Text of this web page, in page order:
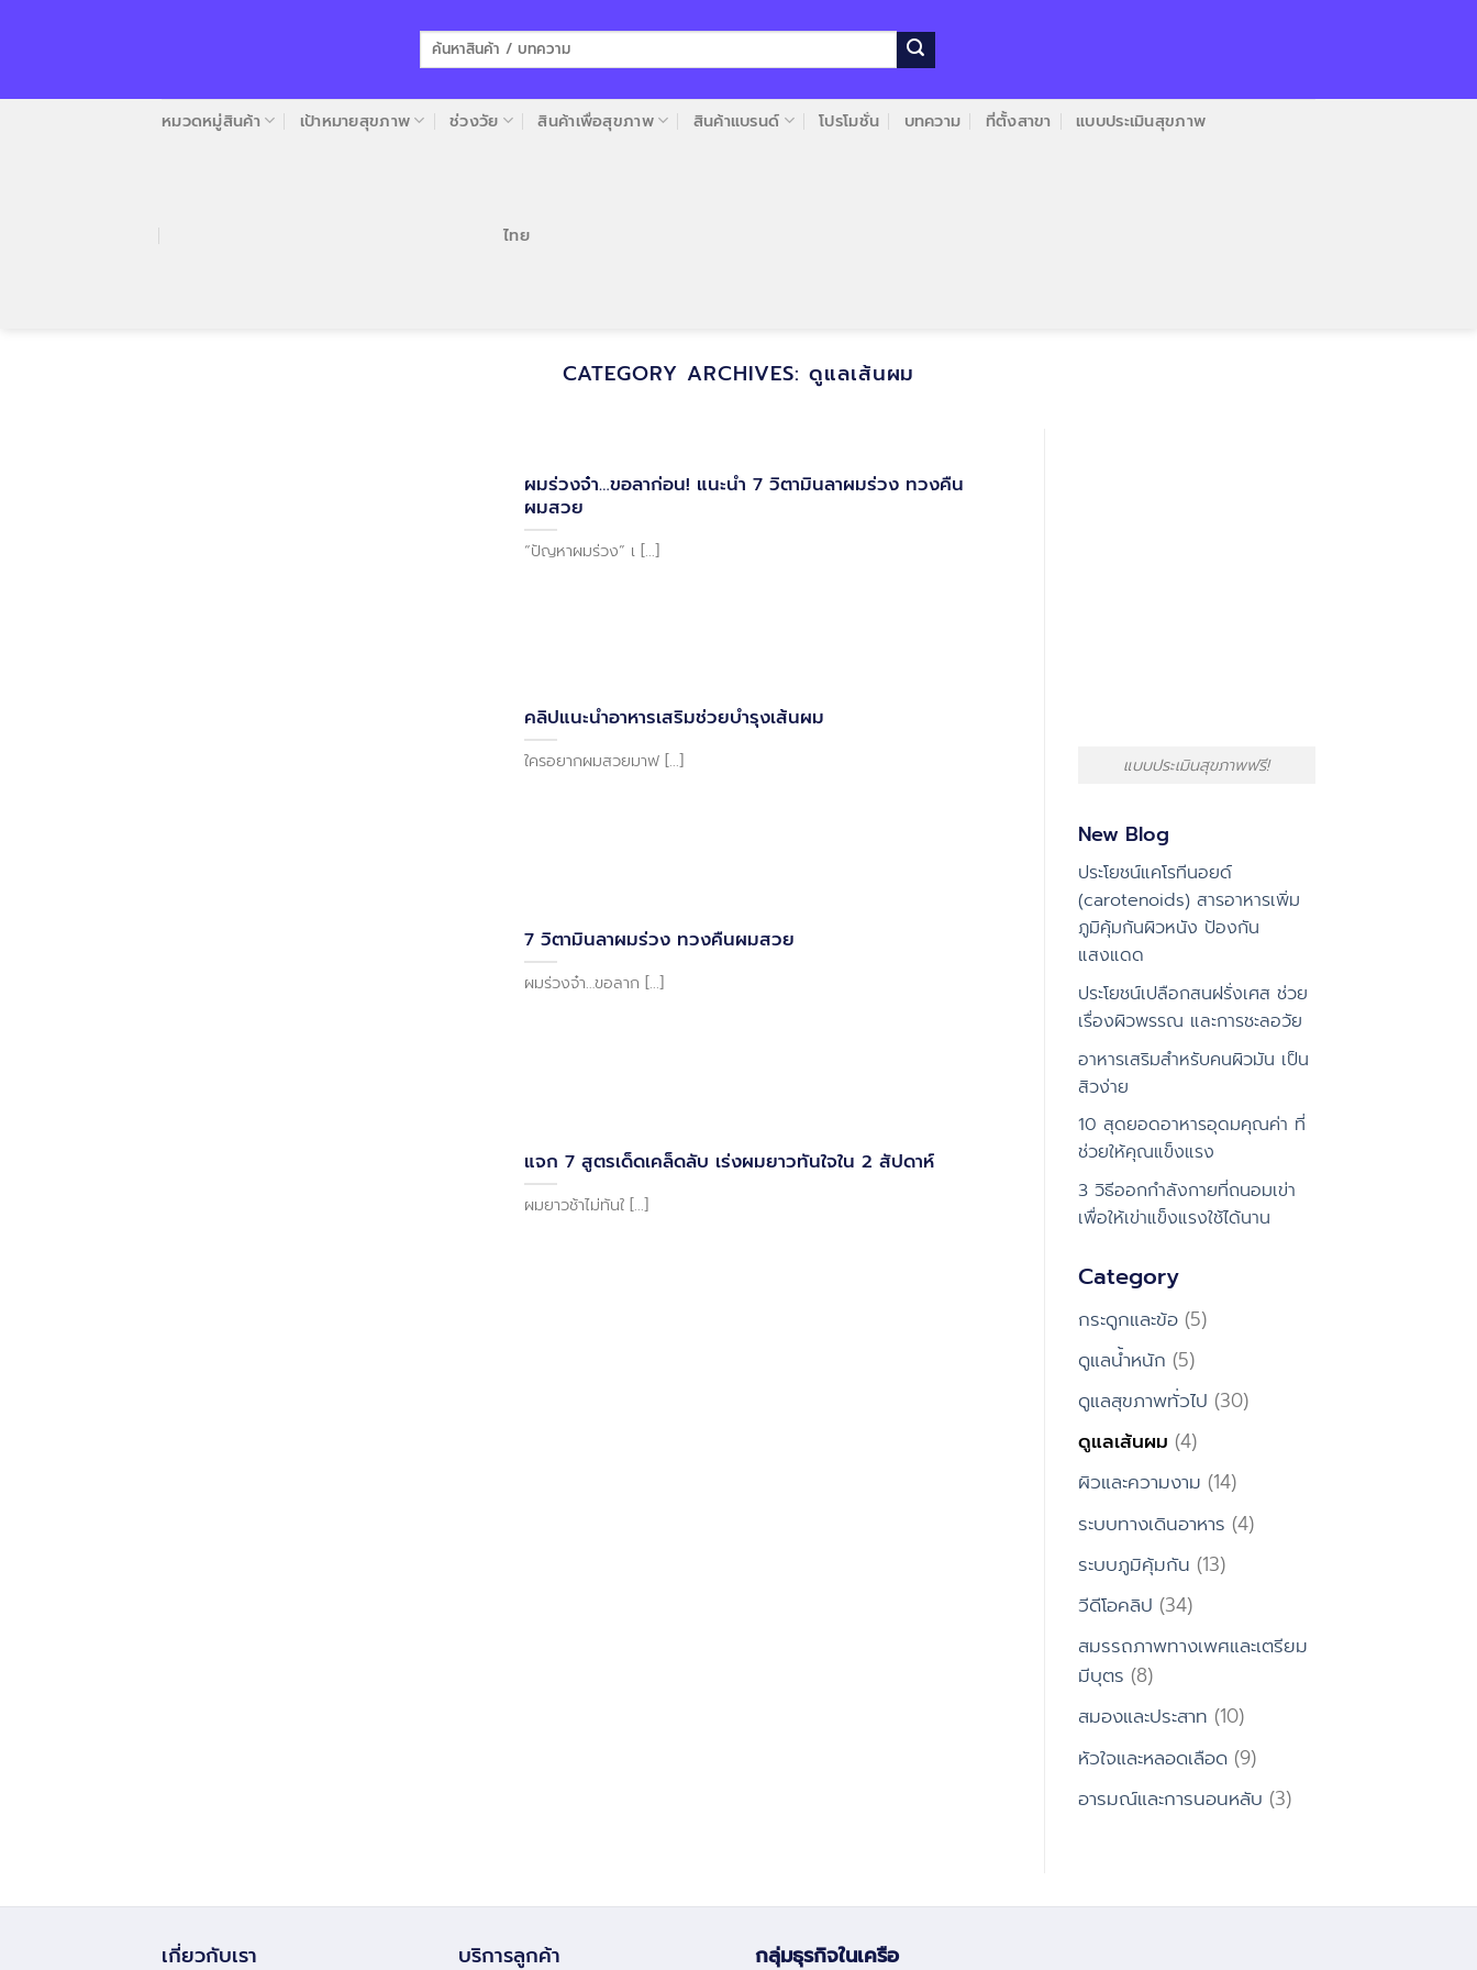
ค้นหา:
หมวดหมู่สินค้า เป้าหมายสุขภาพ ช่วงวัย สินค้าเพื่อสุขภาพ สินค้าแบรนด์ โปรโมชั่น บทความ ที่ตั้งสาขา แบบประเมินสุขภาพ
ไทย
CATEGORY ARCHIVES:ดูแลเส้นผม
ผมร่วงจ๋า…ขอลาก่อน! แนะนำ 7 วิตามินลาผมร่วง ทวงคืน
ผมสวย
“ปัญหาผมร่วง” เ [...]
คลิปแนะนำอาหารเสริมช่วยบำรุงเส้นผม
ใครอยากผมสวยมาฟ [...]
7 วิตามินลาผมร่วง ทวงคืนผมสวย
ผมร่วงจ๋า…ขอลาก [...]
แจก 7 สูตรเด็ดเคล็ดลับ เร่งผมยาวทันใจใน 2 สัปดาห์
ผมยาวช้าไม่ทันใ [...]
แบบประเมินสุขภาพฟรี!
New Blog
ประโยชน์แคโรทีนอยด์
(carotenoids) สารอาหารเพิ่ม
ภูมิคุ้มกันผิวหนัง ป้องกัน
แสงแดด
ประโยชน์เปลือกสนฝรั่งเศส ช่วย
เรื่องผิวพรรณ และการชะลอวัย
อาหารเสริมสำหรับคนผิวมัน เป็น
สิวง่าย
10 สุดยอดอาหารอุดมคุณค่า ที่
ช่วยให้คุณแข็งแรง
3 วิธีออกกำลังกายที่ถนอมเข่า
เพื่อให้เข่าแข็งแรงใช้ได้นาน
Category
กระดูกและข้อ(5)
ดูแลน้ำหนัก (5)
ดูแลสุขภาพทั่วไป (30)
ดูแลเส้นผม (4)
ผิวและความงาม (14)
ระบบทางเดินอาหาร (4)
ระบบภูมิคุ้มกัน (13)
วีดีโอคลิป (34)
สมรรถภาพทางเพศและเตรียม
มีบุตร (8)
สมองและประสาท (10)
หัวใจและหลอดเลือด (9)
อารมณ์และการนอนหลับ (3)
เกี่ยวกับเรา บริการลูกค้า กลุ่มธุรกิจในเครือ